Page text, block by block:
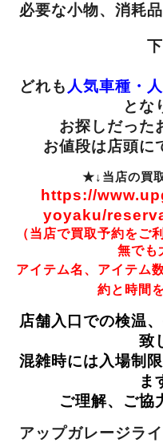
必要な小物、消耗
どれも 人気車種・
とな
お探しだった
お値段は店頭に
★↓当店の買
https://
yoyaku/
（当店で買取予約をご
無でも
アイテム名、アイテム
約と時間
店舗入口での検温
致
混雑時には入場制
ま
ご理解、ご協
アップガレージラ